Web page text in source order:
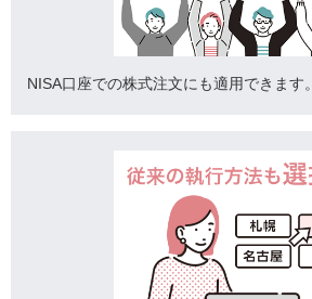
NISA口座での株式注文にも適用できます。